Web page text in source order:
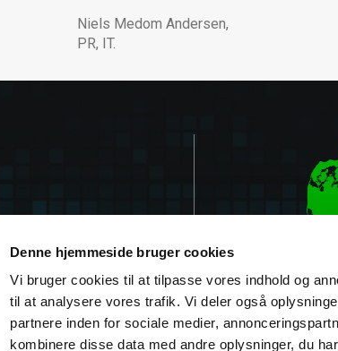
Denne hjemmeside bruger cookies
Vi bruger cookies til at tilpasse vores indhold og
til at analysere vores trafik. Vi deler også
partnere inden for sociale medier,
kombinere disse data med andre oplysninger, du
Niels Medom Andersen,
PR, IT.